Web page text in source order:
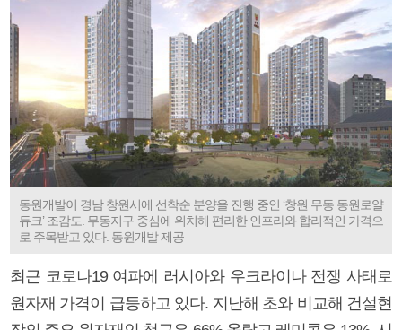
동원개발이 경남 창원시에 선착순 분양을 진행 중인 ‘창원 무동 동원로얄
듀크’ 조감도. 무동지구 중심에 위치해 편리한 인프라와 합리적인 가격으
로 주목받고 있다. 동원개발 제공
최근 코로나19 여파에 러시아와 우크라이나 전쟁 사태로
원자재 가격이 급등하고 있다. 지난해 초와 비교해 건설현